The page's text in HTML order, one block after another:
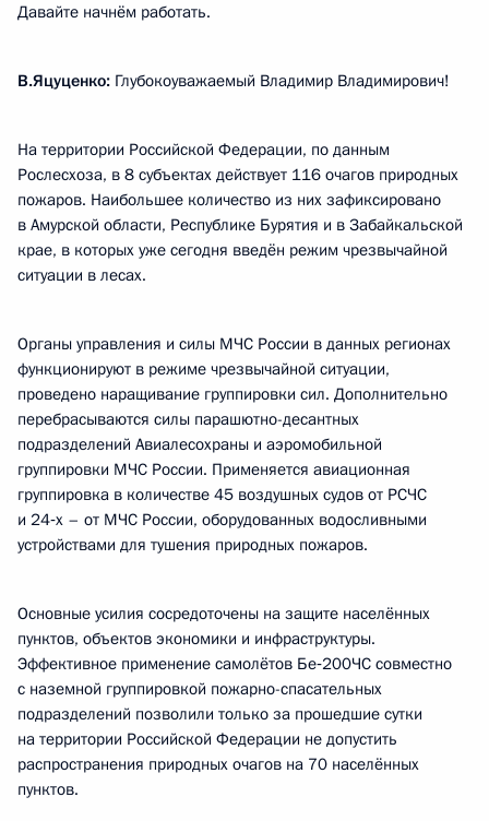
Давайте начнём работать.
В.Яцуценко: Глубокоуважаемый Владимир Владимирович!
На территории Российской Федерации, по данным
Рослесхоза, в 8 субъектах действует 116 очагов природных
пожаров. Наибольшее количество из них зафиксировано
в Амурской области, Республике Бурятия и в Забайкальской
крае, в которых уже сегодня введён режим чрезвычайной
ситуации в лесах.
Органы управления и силы МЧС России в данных регионах
функционируют в режиме чрезвычайной ситуации,
проведено наращивание группировки сил. Дополнительно
перебрасываются силы парашютно-десантных
подразделений Авиалесохраны и аэромобильной
группировки МЧС России. Применяется авиационная
группировка в количестве 45 воздушных судов от РСЧС
и 24‑х – от МЧС России, оборудованных водосливными
устройствами для тушения природных пожаров.
Основные усилия сосредоточены на защите населённых
пунктов, объектов экономики и инфраструктуры.
Эффективное применение самолётов Бе‑200ЧС совместно
с наземной группировкой пожарно-спасательных
подразделений позволили только за прошедшие сутки
на территории Российской Федерации не допустить
распространения природных очагов на 70 населённых
пунктов.